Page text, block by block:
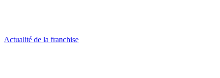
Actualité de la franchise